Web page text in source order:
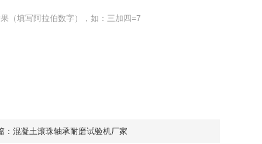
（填写阿拉伯数字），如：三加四=7
： 混凝土滚珠轴承耐磨试验机厂家